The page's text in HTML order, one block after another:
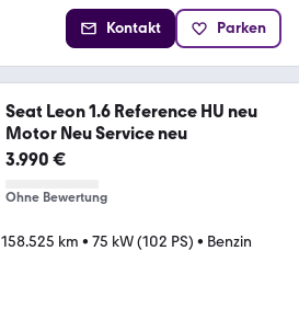
Kontakt Parken
Seat Leon 1.6 Reference HU neu
Motor Neu Service neu
3.990 €
Ohne Bewertung
158.525 km • 75 kW (102 PS) • Benzin